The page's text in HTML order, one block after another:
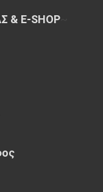
& E-SHOP~